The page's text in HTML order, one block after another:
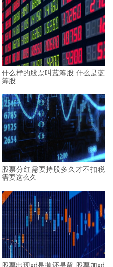
什么样的股票叫蓝筹股 什么是蓝
筹股
股票分红需要持股多久才不扣税
需要这么久